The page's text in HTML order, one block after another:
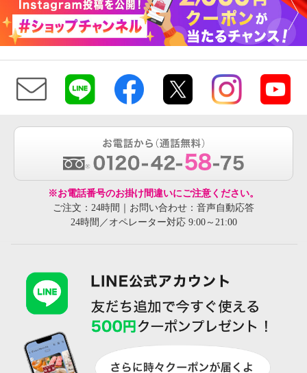
※お電話番号のお掛け間違いにご注意ください。
ご注文：24時間｜お問い合わせ：音声自動応答
24時間／オペレーター対応 9:00～21:00